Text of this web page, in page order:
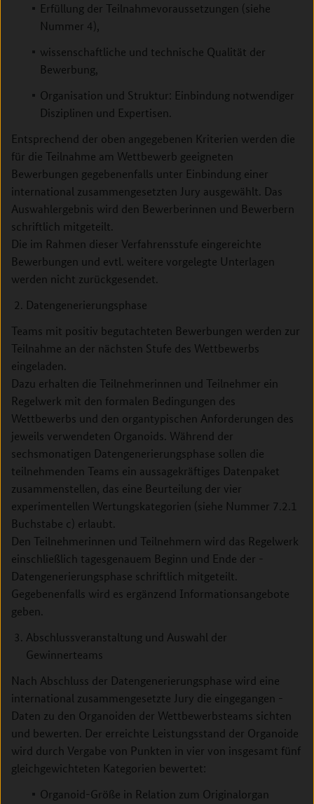
Erfüllung der Teilnahmevoraussetzungen (siehe
Nummer 4),
wissenschaftliche und technische Qualität der
Bewerbung,
Organisation und Struktur: Einbindung notwendiger
Disziplinen und Expertisen.
Entsprechend der oben angegebenen Kriterien werden die
für die Teilnahme am Wettbewerb geeigneten
Bewerbungen gegebenenfalls unter Einbindung einer
international zusammengesetzten Jury ausgewählt. Das
Auswahlergebnis wird den Bewerberinnen und Bewerbern
schriftlich mitgeteilt.
Die im Rahmen dieser Verfahrensstufe eingereichte
Bewerbungen und evtl. weitere vorgelegte Unterlagen
werden nicht zurückgesendet.
Datengenerierungsphase
Teams mit positiv begutachteten Bewerbungen werden zur
Teilnahme an der nächsten Stufe des Wettbewerbs
eingeladen.
Dazu erhalten die Teilnehmerinnen und Teilnehmer ein
Regelwerk mit den formalen Bedingungen des
Wettbewerbs und den organtypischen Anforderungen des
jeweils verwendeten Organoids. Während der
sechsmonatigen Datengenerierungsphase sollen die
teilnehmenden Teams ein aussagekräftiges Datenpaket
zusammenstellen, das eine Beurteilung der vier
experimentellen Wertungskategorien (siehe Nummer 7.2.1
Buchstabe c) erlaubt.
Den Teilnehmerinnen und Teilnehmern wird das Regelwerk
einschließlich tagesgenauem Beginn und Ende der ­
Datengenerierungsphase schriftlich mitgeteilt.
Gegebenenfalls wird es ergänzend Informationsangebote
geben.
Abschlussveranstaltung und Auswahl der
Gewinnerteams
Nach Abschluss der Datengenerierungsphase wird eine
international zusammengesetzte Jury die eingegangen ­
Daten zu den Organoiden der Wettbewerbsteams sichten
und bewerten. Der erreichte Leistungsstand der ­Organoide
wird durch Vergabe von Punkten in vier von insgesamt fünf
gleichgewichteten Kategorien bewertet:
Organoid-Größe in Relation zum Originalorgan